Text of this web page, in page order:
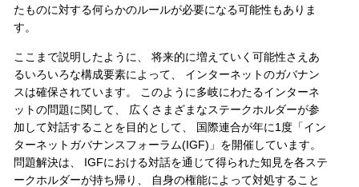
たものに対する何らかのルールが必要になる可能性もありま
す。
ここまで説明したように、 将来的に増えていく可能性さえあ
るいろいろな構成要素によって、 インターネットのガバナン
スは確保されています。 このように多岐にわたるインターネ
ットの問題に関して、 広くさまざまなステークホルダーが参
加して対話することを目的として、 国際連合が年に1度「イン
ターネットガバナンスフォーラム(IGF)」を開催しています。
問題解決は、 IGFにおける対話を通じて得られた知見を各ステ
ークホルダーが持ち帰り、 自身の権能によって対処すること